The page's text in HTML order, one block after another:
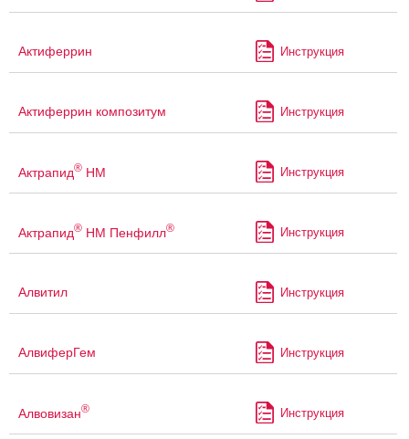
Актиферрин Инструкция
Актиферрин композитум Инструкция
Актрапид® НМ Инструкция
Актрапид® НМ Пенфилл® Инструкция
Алвитил Инструкция
АлвиферГем Инструкция
Алвовизан® Инструкция